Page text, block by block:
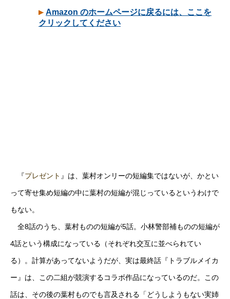
『プレゼント 』は、葉村オンリーの短編集ではないが、かとい
って寄せ集め短編の中に葉村の短編が混じっているというわけで
もない。
全8話のうち、葉村ものの短編が5話。小林警部補ものの短編が
4話という構成になっている（それぞれ交互に並べられてい
る）。計算があってないようだが、実は最終話『トラブルメイカ
ー』は、この二組が競演するコラボ作品になっているのだ。この
話は、その後の葉村ものでも言及される「どうしようもない実姉